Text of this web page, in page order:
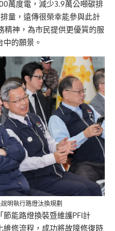
萬度電，減少3.9萬公噸碳排
量，遠傳很榮幸能參與此計
精神，為市民提供更優質的服
的願景。
明執行路燈汰換規劃
能路燈換裝暨維護PFI計
修流程，成功將故障修復時